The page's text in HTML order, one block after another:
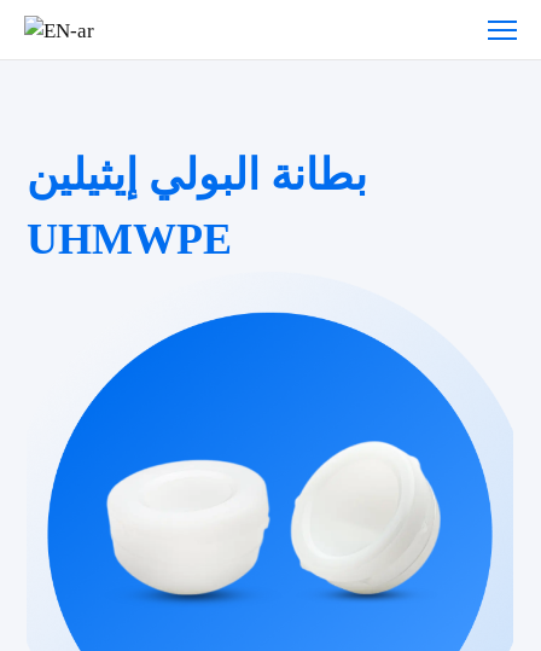
بطانة البولي إيثيلين
UHMWPE